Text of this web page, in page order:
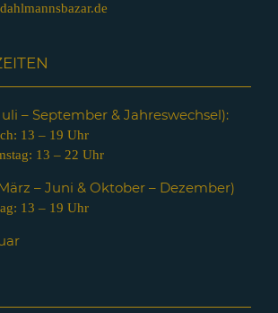
– September & Jahreswechsel):
13 – 19 Uhr
13 – 22 Uhr
– Juni & Oktober – Dezember)
13 – 19 Uhr